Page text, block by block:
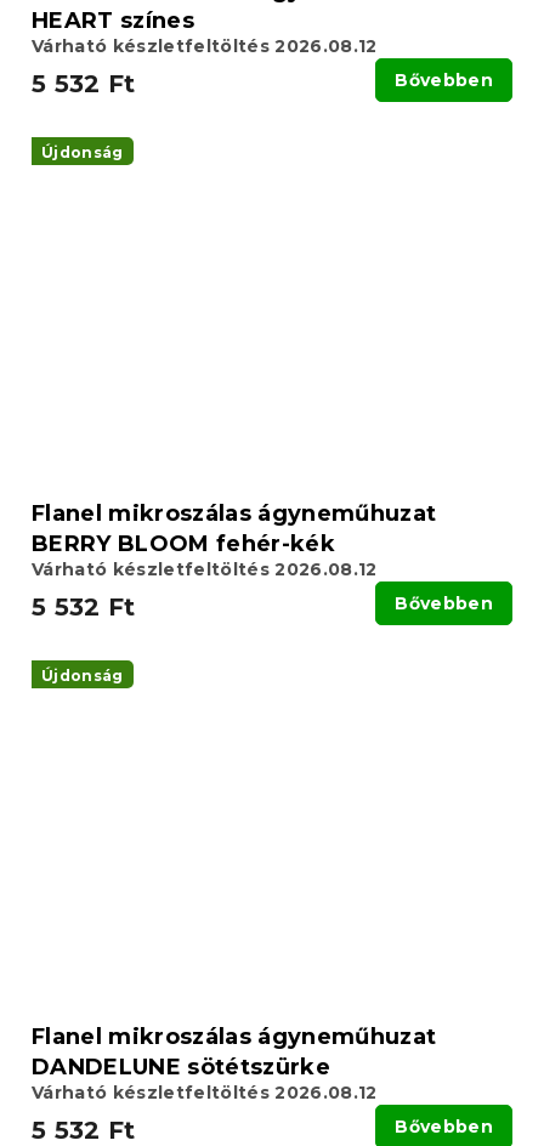
HEART színes
Várható készletfeltöltés 2026.08.12
5 532 Ft Bővebben
Újdonság
Flanel mikroszálas ágyneműhuzat
BERRY BLOOM fehér-kék
Várható készletfeltöltés 2026.08.12
5 532 Ft Bővebben
Újdonság
Flanel mikroszálas ágyneműhuzat
DANDELUNE sötétszürke
Várható készletfeltöltés 2026.08.12
5 532 Ft Bővebben